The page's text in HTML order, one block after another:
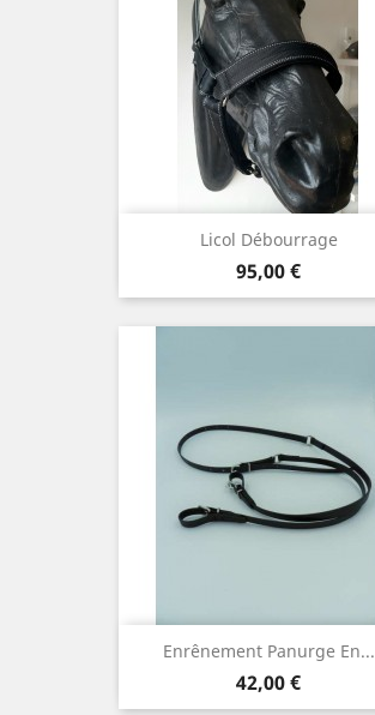
Licol Débourrage
Prix
95,00 €
Enrênement Panurge En...
Prix
42,00 €